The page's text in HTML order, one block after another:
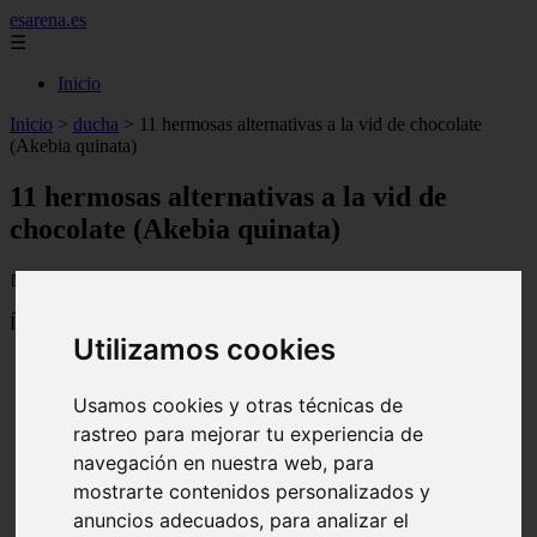
Utilizamos cookies
Usamos cookies y otras técnicas de
rastreo para mejorar tu experiencia de
navegación en nuestra web, para
mostrarte contenidos personalizados y
anuncios adecuados, para analizar el
esarena.es
☰
Inicio
Inicio > ducha > 11 hermosas alternativas a la vid de chocolate
(Akebia quinata)
11 hermosas alternativas a la vid de
chocolate (Akebia quinata)
📅 08/08/2025
Índice
11 hermosas alternativas a la vid de chocolate (Akebia
Acerca de la vid de chocolate
Cruz de vid
Madreselva coralina
Carolina Jessamín
Clemátide
jazmín estrella